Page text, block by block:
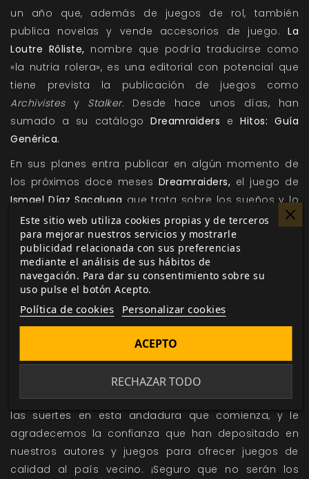
un año que, además de juegos de rol, también
publica novelas y vende accesorios de juego. La
Loutre Rôliste, nombre que podría traducirse como
«la nutria rolera», es una editorial con potencial que
tiene prevista la publicación de juegos como
Archivistesy Stalker. Desde hace unos días, han
sumado a su catálogoDreamraiders eHitos: Guía
Genérica.
En sus planes entra publicar en algún momento de
los próximos doce meses Dreamraiders, el juego de
Ismael Díaz Sacaluga que trata sobre los sueños y lo
que estos ocultan. Un tiempo después se incorporará
al mercado francésHitos: Guía Genérica,
de juego genérico que ha tenido una excelente
acogida en nuestro país y cuyo concurso de
aventuras autojugables finalizó la semana pasada.
Esperamos que a la publicación francesa de este
manual le sucedan las campañas autojugables que
conocéis bien, comoCazadores de Leyendas
Matrioska,o El Judío Errante.
Desde aquí deseamos aLa Loutre Rôliste la mejor de
las suertes en esta andadura que comienza, y le
agradecemos la confianza que han depositado en
nuestros autores y juegos para ofrecer juegos de
calidad al país vecino. ¡Seguro que no serán los
Este sitio web utiliza cookies propias y de terceros
para mejorar nuestros servicios y mostrarle
publicidad relacionada con sus preferencias
mediante el análisis de sus hábitos de
navegación. Para dar su consentimiento sobre su
uso pulse el botón Acepto.
Política de cookies Personalizar cookies
RECHAZAR TODO
ACEPTO